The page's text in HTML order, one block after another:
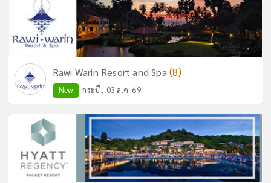
Rawi Warin Resort and Spa (8)
New กระบี่ , 03 ส.ค. 69